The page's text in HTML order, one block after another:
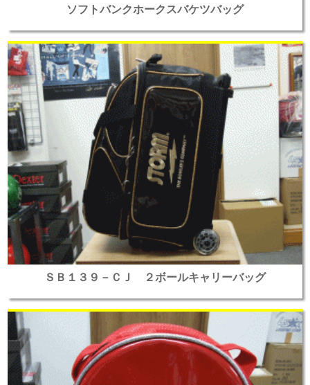
ソフトバンクホークスバケツバッグ
ＳＢ１３９－ＣＪ ２ボールキャリーバッグ